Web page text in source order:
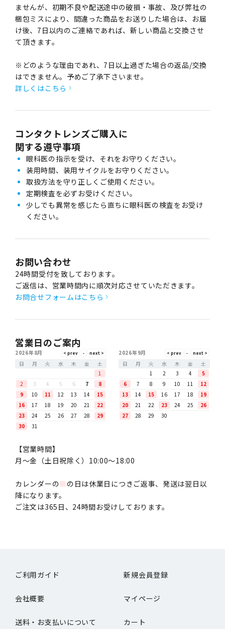
ませんが、初期不良や配送途中の破損・事故、及び弊社の
梱包ミスにより、間違った商品をお送りした場合は、お届
け後、7日以内のご連絡であれば、新しい商品と交換させ
て頂きます。
※どのような理由であれ、7日以上過ぎた場合の返品/交換
はできません。予めご了承下さいませ。
詳しくはこちら
コンタクトレンズご購入に
関する遵守事項
眼科医の指示を受け、それをお守りください。
装用時間、装用サイクルをお守りください。
取扱方法を守り正しくご使用ください。
定期検査を必ずお受けください。
少しでも異常を感じたら直ちに眼科医の検査をお受け
ください。
お問い合わせ
24時間受付を致しております。
ご返信は、営業時間内に順次対応させていただきます。
お問合せフォームはこちら
営業日のご案内
2026年8月
日
月 火 水 木 金
土
1
2
3 4 5 6 7
8
9
10 11 12 13 14
15
16
17 18 19 20 21
22
23
24 25 26 27 28
29
30
31
2026年9月
日
月 火 水 木 金
土
1
2 3 4
5
6
7 8 9 10 11
12
13
14 15 16 17 18
19
20
21 22 23 24 25
26
27
28 29 30
【営業時間】
月〜金（土日祝除く）10:00～18:00
カレンダーの■ の日は休業日につきご返事、発送は翌日以
降になります。
ご注文は365日、24時間お受けしております。
ご利用ガイド 新規会員登録
会社概要 マイページ
送料・お支払いについて カート